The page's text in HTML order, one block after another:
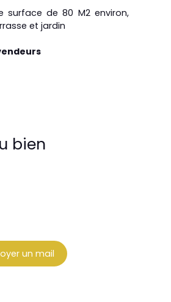
surface de 80 M2 environ,
et jardin
bien
un mail